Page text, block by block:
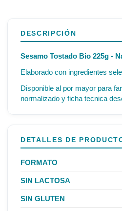
DESCRIPCIÓN
Sesamo Tostado Bio 225g -
Elaborado con ingredientes
Disponible al por mayor para
normalizado y ficha tecnica
DETALLES DE
FORMATO
SIN LACTOSA
SIN GLUTEN